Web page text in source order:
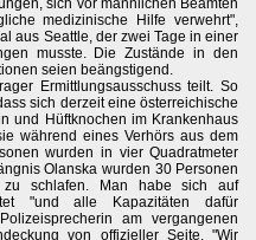
sich vor männlichen Beamten
medizinische Hilfe verwehrt",
aus Seattle, der zwei Tage in einer
musste. Die Zustände in den
seien beängstigend.
Ermittlungsausschuss teilt. So
sich derzeit eine österreichische
und Hüftknochen im Krankenhaus
während eines Verhörs aus dem
wurden in vier Quadratmeter
Olanska wurden 30 Personen
zu schlafen. Man habe sich auf
"und alle Kapazitäten dafür
am vergangenen
von offizieller Seite. "Wir